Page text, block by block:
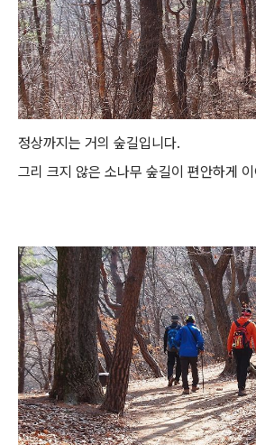
정상까지는 거의 숲길입니다.
그리 크지 않은 소나무 숲길이 편안하게